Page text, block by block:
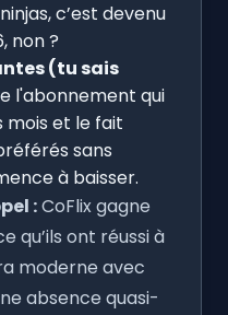
c’est devenu
non ?
(tu sais
l'abonnement qui
mois et le fait
sans
à baisser.
:CoFlix gagne
qu’ils ont réussi à
moderne avec
absence quasi-